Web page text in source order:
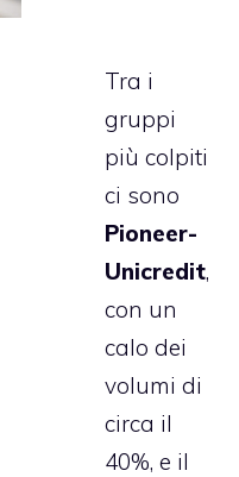
Tra i
gruppi
più colpiti
ci sono
Pioneer-
Unicredit,
con un
calo dei
volumi di
circa il
40%, e il